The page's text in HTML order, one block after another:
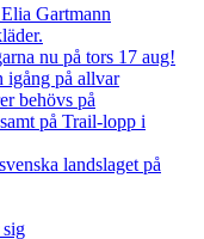
Gartmann
nu på tors 17 aug!
igång på allvar
behövs på
på Trail-lopp i
landslaget på